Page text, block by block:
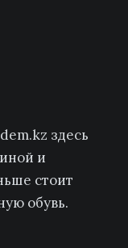
здесь
и
стоит
обувь.